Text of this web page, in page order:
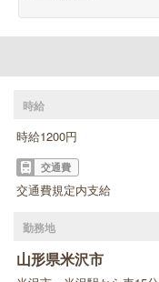
時給
時給1200円
交通費
交通費規定内支給
勤務地
山形県米沢市